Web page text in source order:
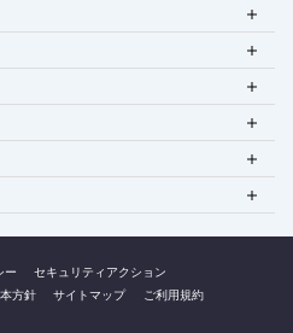
ー
セキュリティアクション
方針 サイトマップ
ご利用規約